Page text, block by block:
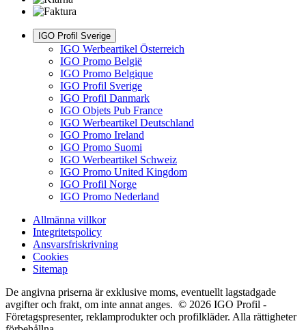
IGO Profil Sverige
IGO Werbeartikel Österreich
IGO Promo België
IGO Promo Belgique
IGO Profil Sverige
IGO Profil Danmark
IGO Objets Pub France
IGO Werbeartikel Deutschland
IGO Promo Ireland
IGO Promo Suomi
IGO Werbeartikel Schweiz
IGO Promo United Kingdom
IGO Profil Norge
IGO Promo Nederland
Allmänna villkor
Integritetspolicy
Ansvarsfriskrivning
Cookies
Sitemap
De angivna priserna är exklusive moms, eventuellt lagstadgade
avgifter och frakt, om inte annat anges. © 2026 IGO Profil -
Företagspresenter, reklamprodukter och profilkläder. Alla rättigheter